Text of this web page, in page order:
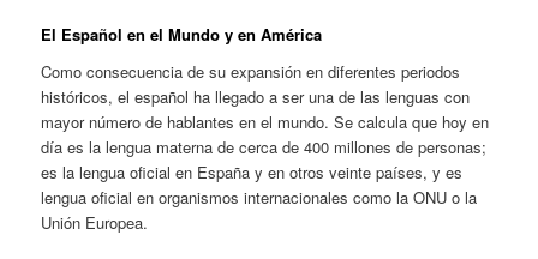
El Español en el Mundo y en América
Como consecuencia de su expansión en diferentes periodos
históricos, el español ha llegado a ser una de las lenguas con
mayor número de hablantes en el mundo. Se calcula que hoy en
día es la lengua materna de cerca de 400 millones de personas;
es la lengua oficial en España y en otros veinte países, y es
lengua oficial en organismos internacionales como la ONU o la
Unión Europea.